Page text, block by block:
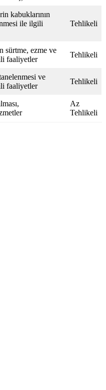
kabuklarının
ile ilgili
Tehlikeli
sürtme, ezme ve
faaliyetler
Tehlikeli
ve
faaliyetler
Tehlikeli
Az
Tehlikeli